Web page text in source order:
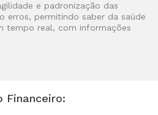
e padronização das
erros, permitindo saber da saúde
tempo real, com informações
Financeiro: